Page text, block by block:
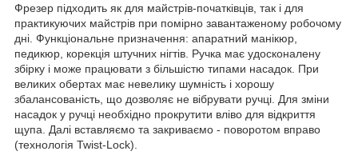
Фрезер підходить як для майстрів-початківців, так і для
практикуючих майстрів при помірно завантаженому робочому
дні. Функціональне призначення: апаратний манікюр,
педикюр, корекція штучних нігтів. Ручка має удосконалену
збірку і може працювати з більшістю типами насадок. При
великих обертах має невелику шумність і хорошу
збалансованість, що дозволяє не вібрувати ручці. Для зміни
насадок у ручці необхідно прокрутити вліво для відкриття
щупа. Далі вставляємо та закриваємо - поворотом вправо
(технологія Twist-Lock).